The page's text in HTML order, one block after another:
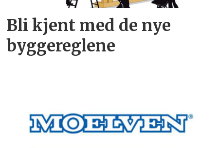
Bli kjent med de nye
byggereglene